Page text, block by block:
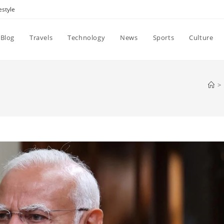
Blog Travels Technology News Sports Culture
>